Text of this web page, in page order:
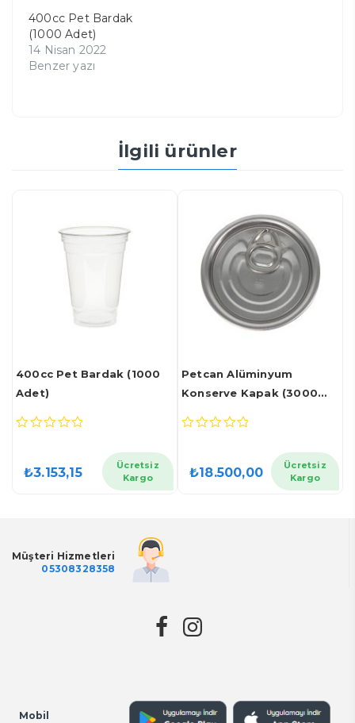
400cc Pet Bardak
(1000 Adet)
14 Nisan 2022
Benzer yazı
İlgili ürünler
400cc Pet Bardak (1000
Adet)
₺3.153,15
Ücretsiz
Kargo
Petcan Alüminyum
Konserve Kapak (3000
₺18.500,00
Ücretsiz
Kargo
Müşteri Hizmetleri
05308328358
Mobil